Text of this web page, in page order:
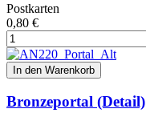
Postkarten
0,80 €
In den Warenkorb
Bronzeportal (Detail)